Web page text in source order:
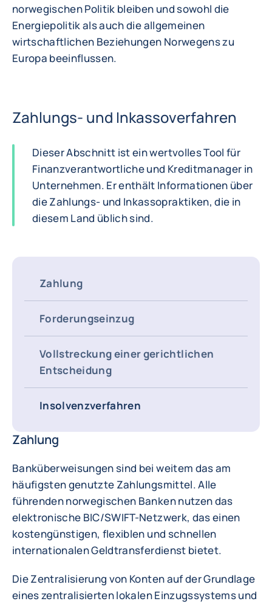
norwegischen Politik bleiben und sowohl die
Energiepolitik als auch die allgemeinen
wirtschaftlichen Beziehungen Norwegens zu
Europa beeinflussen.
Zahlungs- und Inkassoverfahren
Dieser Abschnitt ist ein wertvolles Tool für
Finanzverantwortliche und Kreditmanager in
Unternehmen. Er enthält Informationen über
die Zahlungs- und Inkassopraktiken, die in
diesem Land üblich sind.
Zahlung
Forderungseinzug
Vollstreckung einer gerichtlichen
Entscheidung
Insolvenzverfahren
Zahlung
Banküberweisungen sind bei weitem das am
häufigsten genutzte Zahlungsmittel. Alle
führenden norwegischen Banken nutzen das
elektronische BIC/SWIFT-Netzwerk, das einen
kostengünstigen, flexiblen und schnellen
internationalen Geldtransferdienst bietet.
Die Zentralisierung von Konten auf der Grundlage
eines zentralisierten lokalen Einzugssystems und